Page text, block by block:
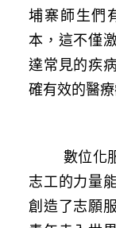
埔寨師生們
本，這不僅
達常見的疾
確有效的醫療
數位化服
志工的力量
創造了志願